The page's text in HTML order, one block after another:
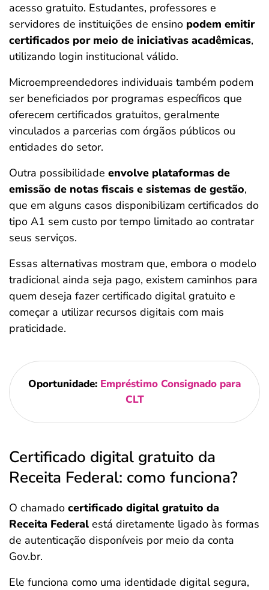
acesso gratuito. Estudantes, professores e
servidores de instituições de ensino podem emitir
certificados por meio de iniciativas acadêmicas,
utilizando login institucional válido.
Microempreendedores individuais também podem
ser beneficiados por programas específicos que
oferecem certificados gratuitos, geralmente
vinculados a parcerias com órgãos públicos ou
entidades do setor.
Outra possibilidade envolve plataformas de
emissão de notas fiscais e sistemas de gestão,
que em alguns casos disponibilizam certificados do
tipo A1 sem custo por tempo limitado ao contratar
seus serviços.
Essas alternativas mostram que, embora o modelo
tradicional ainda seja pago, existem caminhos para
quem deseja fazer certificado digital gratuito e
começar a utilizar recursos digitais com mais
praticidade.
Oportunidade: Empréstimo Consignado para
CLT
Certificado digital gratuito da
Receita Federal: como funciona?
O chamado certificado digital gratuito da
Receita Federal está diretamente ligado às formas
de autenticação disponíveis por meio da conta
Gov.br.
Ele funciona como uma identidade digital segura,